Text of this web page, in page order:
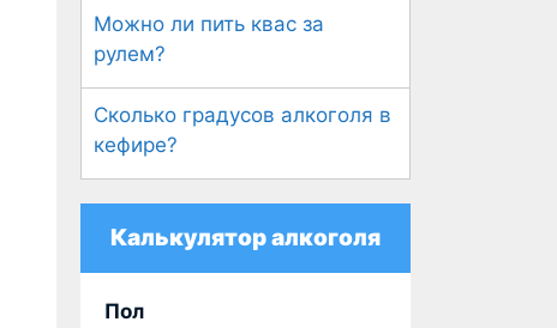
Можно ли пить квас за
рулем?
Сколько градусов алкоголя в
кефире?
Калькулятор алкоголя
Пол